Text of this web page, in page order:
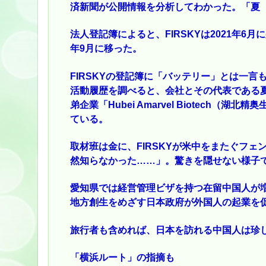
済新聞が公開情報を分析してわかった。「
法人登記簿によると、FIRSKYは2021年6月
年9月に移った。
FIRSKYの登記簿に「バッテリー」とは一言
活動履歴を調べると、会社とその代表であ
弟企業「Hubei Amarvel Biotech（湖北精奥
ている。
取材班は金に、FIRSKYが米中をまたぐフェ
然知らなかった……」。驚きを隠せない様子
愛知県では経営管理ビザを持つ在留中国人が
地方創生をめざす日本政府が外国人の起業
旅行者も含めれば、日本を訪れる中国人は
「横浜ルート」の指摘も